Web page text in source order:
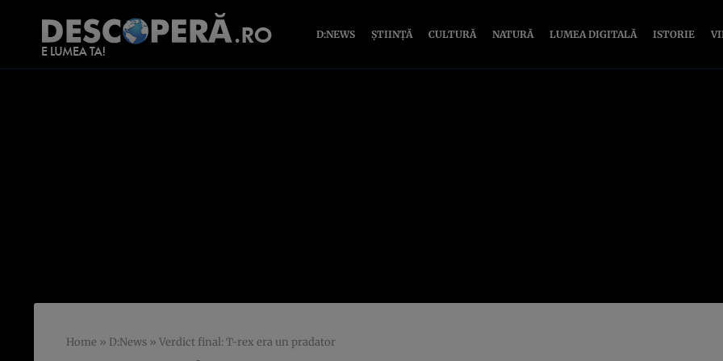
D:NEWS ȘTIINȚĂ CULTURĂ NATURĂ LUMEA DIGITALĂ ISTORIE
Home » D:News » Verdict final: T-rex era un pradator